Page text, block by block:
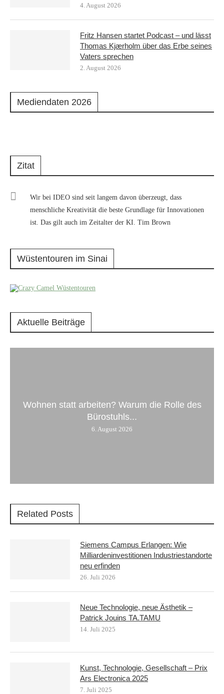
4. August 2026
Fritz Hansen startet Podcast – und lässt
Thomas Kjærholm über das Erbe seines
Vaters sprechen
2. August 2026
Mediendaten 2026
Zitat
Wir bei IDEO sind seit langem davon überzeugt, dass
menschliche Kreativität die beste Grundlage für Innovationen
ist. Das gilt auch im Zeitalter der KI. Tim Brown
Wüstentouren im Sinai
Aktuelle Beiträge
Wohnen statt arbeiten? Warum die Rolle des
Bürostuhls...
6. August 2026
Related Posts
Siemens Campus Erlangen: Wie
Milliardeninvestitionen Industriestandorte
neu erfinden
26. Juli 2026
Neue Technologie, neue Ästhetik –
Patrick Jouins TA.TAMU
14. Juli 2025
Kunst, Technologie, Gesellschaft – Prix
Ars Electronica 2025
7. Juli 2025